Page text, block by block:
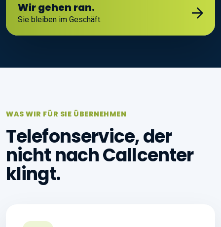
Wir gehen ran.
Sie bleiben im Geschäft.
WAS WIR FÜR SIE ÜBERNEHMEN
Telefonservice, der
nicht nach Callcenter
klingt.